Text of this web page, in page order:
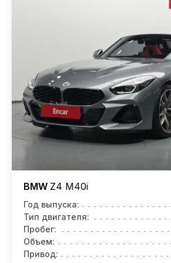
BMW Z4 M40i
Год выпуска:
Тип двигателя:
Пробег:
Объем:
Привод: